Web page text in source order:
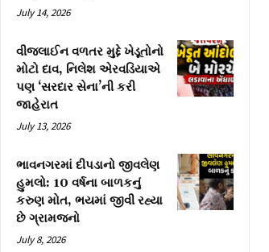
July 14, 2026
વીજલાઈન વળતર મુદ્દે ખેડૂતોનો
મોટો દાવ, નિલેશ એરવડિયાએ
પણ ‘સરદાર સેના’ની કરી
જાહેરાત
July 13, 2026
ભાવનગરમાં દીપડાનો જીવલેણ
હુમલો: 10 વર્ષના બાળકનું
કરુણ મોત, ભયમાં જીવી રહ્યા
છે ગ્રામજનો
July 8, 2026